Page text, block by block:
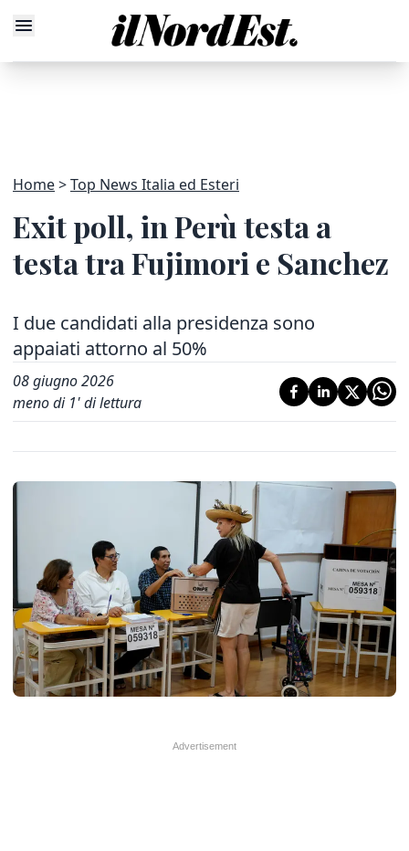
Home Top News Italia ed Esteri
Exit poll, in Perù testa a
testa tra Fujimori e Sanchez
I due candidati alla presidenza sono
appaiati attorno al 50%
08 giugno 2026
meno di 1' di lettura